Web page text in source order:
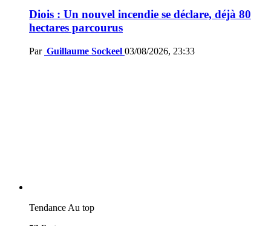
Diois : Un nouvel incendie se déclare, déjà 80
hectares parcourus
Par Guillaume Sockeel 03/08/2026, 23:33
Tendance Au top